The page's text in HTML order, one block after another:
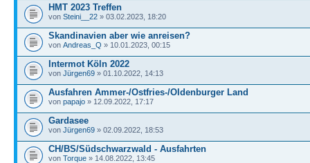
HMT 2023 Treffen
von Steini__22 » 03.02.2023, 18:20
Skandinavien aber wie anreisen?
von Andreas_Q » 10.01.2023, 00:15
Intermot Köln 2022
von Jürgen69 » 01.10.2022, 14:13
Ausfahren Ammer-/Ostfries-/Oldenburger Land
von papajo » 12.09.2022, 17:17
Gardasee
von Jürgen69 » 02.09.2022, 18:53
CH/BS/Südschwarzwald - Ausfahrten
von Torque » 14.08.2022, 13:45